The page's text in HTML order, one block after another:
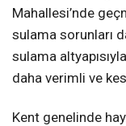
Mahallesi’nde
sulama sorunları
sulama
daha verimli ve
Kent genelinde